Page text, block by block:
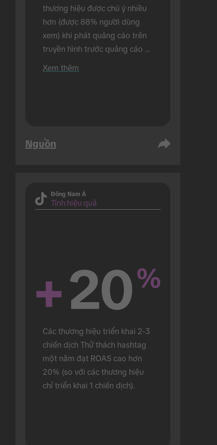
thương hiệu được chú ý nhiều
hơn (được 88% người dùng
xem) khi phát quảng cáo trên
truyền hình trước quảng cáo
trên TikTok (so với 72% người
Xem thêm
Nguồn
Đông Nam Á
Tính hiệu quả
+20%
Các thương hiệu triển khai 2-3
chiến dịch Thử thách hashtag
một năm đạt ROAS cao hơn
20% (so với các thương hiệu
chỉ triển khai 1 chiến dịch).